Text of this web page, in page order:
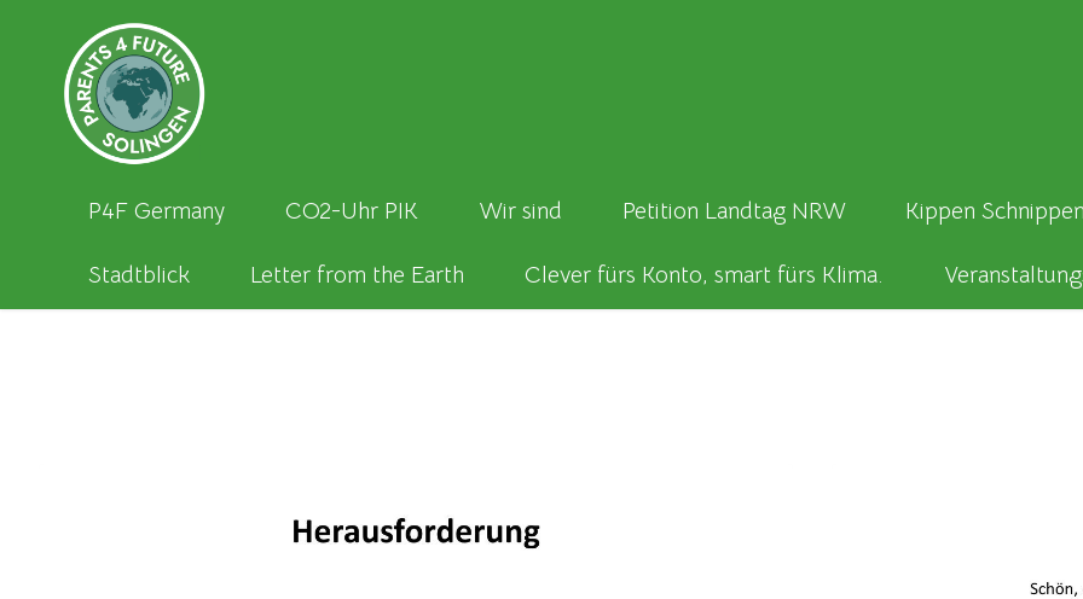
P4F Germany CO2-Uhr PIK Wir sind Petition Landtag NRW Kippen
Stadtblick Letter from the Earth Clever fürs Konto, smart fürs Klima.